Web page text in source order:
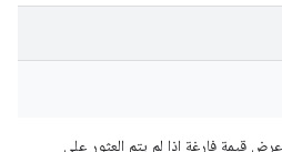
قيمة فارغة إذا لم يتم العثور على